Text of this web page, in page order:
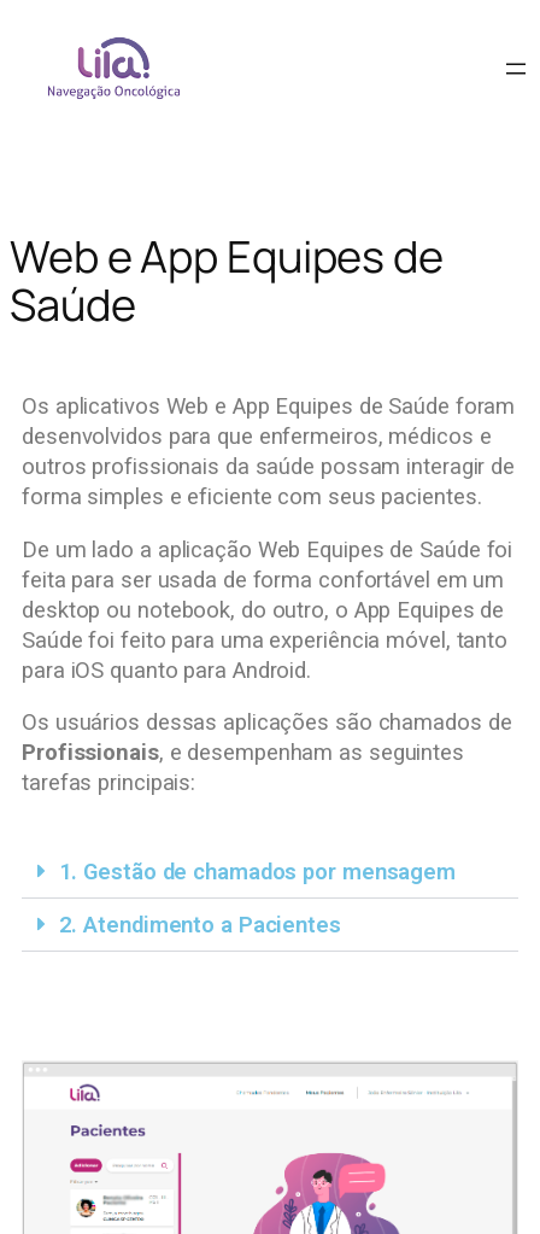
Web e App Equipes de
Saúde
Os aplicativos Web e App Equipes de Saúde foram
desenvolvidos para que enfermeiros, médicos e
outros profissionais da saúde possam interagir de
forma simples e eficiente com seus pacientes.
De um lado a aplicação Web Equipes de Saúde foi
feita para ser usada de forma confortável em um
desktop ou notebook, do outro, o App Equipes de
Saúde foi feito para uma experiência móvel, tanto
para iOS quanto para Android.
Os usuários dessas aplicações são chamados de
Profissionais, e desempenham as seguintes
tarefas principais:
1. Gestão de chamados por mensagem
2. Atendimento a Pacientes